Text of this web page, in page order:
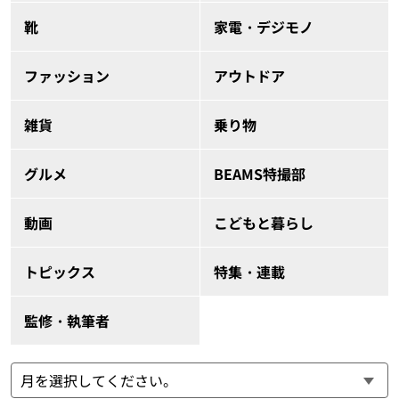
靴 家電・デジモノ
ファッション アウトドア
雑貨 乗り物
グルメ BEAMS特撮部
動画 こどもと暮らし
トピックス 特集・連載
監修・執筆者